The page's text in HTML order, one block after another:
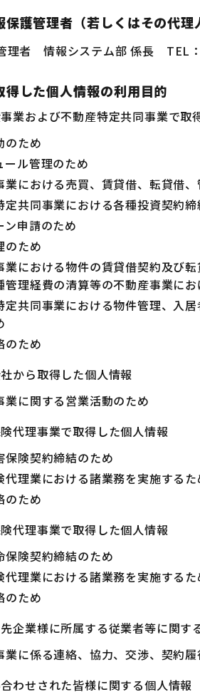
保護管理者（若しくはその代
理者 情報システム部 係長 TEL
得した個人情報の利用目的
業および不動産特定共同事業で取
のため
ール管理のため
業における売買、賃貸借、転貸借
定共同事業における各種投資契約締
ン申請のため
のため
業における物件の賃貸借契約及び
管理経費の清算等の不動産事業に
定共同事業における物件管理、入
のため
から取得した個人情報
業に関する営業活動のため
代理事業で取得した個人情報
保険契約締結のため
代理業における諸業務を実施するた
のため
代理事業で取得した個人情報
保険契約締結のため
代理業における諸業務を実施するた
のため
企業様に所属する従業者等に関す
業に係る連絡、協力、交渉、契約
わせされた皆様に関する個人情報